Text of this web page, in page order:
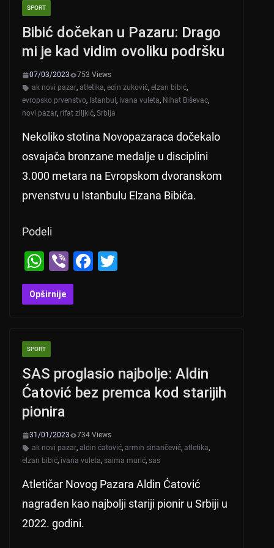
SPORT
Bibić dočekan u Pazaru: Drago
mi je kad vidim ovoliku podršku
07/03/2023
753 Views
ak novi pazar, atletika, edin zuković, elzan bibić,
evropsko prvenstvo, Istanbul , ivana vuleta, Nihat Biševac,
novi pazar, rifat ziljkić, Srbija
Nekoliko stotina Novopazaraca dočekalo
osvajača bronzane medalje u disciplini
3.000 metara na Evropskom dvoranskom
prvenstvu u Istanbulu Elzana Bibića.
Podeli
W
h
at
A
p
p
Vi
b
er
F
o
k
Opširnije
SPORT
SAS proglasio najbolje: Aldin
Ćatović bez premca kod starijih
pionira
31/01/2023
734 Views
ak novi pazar, aldin ćatović, armin sinančević, atletika,
elzan bibić, ivana vuleta, saima murić, sas
Atletičar Novog Pazara Aldin Ćatović
nagrađen kao najbolji stariji pionir u Srbiji u
2022. godini.